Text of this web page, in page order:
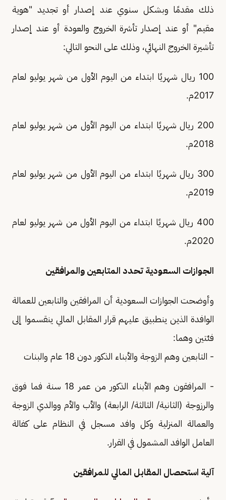
ذلك مقدمًا وبشكل سنوي عند إصدار أو تجديد "هوية
مقيم" أو عند إصدار تأشرة الخروج والعودة أو عند إصدار
تأشيرة الخروج النهائي، وذلك على النحو التالي:
100 ريال شهريًا ابتداء من اليوم الأول من شهر يوليو لعام
2017م.
200 ريال شهريًا ابتداء من اليوم الأول من شهر يوليو لعام
2018م.
300 ريال شهريًا ابتداء من اليوم الأول من شهر يوليو لعام
2019م.
400 ريال شهريًا ابتداء من اليوم الأول من شهر يوليو لعام
2020م.
الجوازات السعودية تحدد المتابعين والمرافقين
وأوضحت الجوازات السعودية أن المرافقين والتابعين للعمالة
الوافدة الذين ينطبيق عليهم قرار المقابل المالي ينقسموا إلى
فئتين وهما:
- التابعين وهم الزوجة والأبناء الذكور دون 18 عام والبنات
- المرافقون وهم الأبناء الذكور من عمر 18 سنة فما فوق
والرزوجة (الثانية/ الثالثة/ الرابعة) والأب والأم ووالدي الزوجة
والعمالة المنزلية وكل وافد مسجل في النظام على كفالة
العامل الوافد المشمول في القرار.
آلية استحصال المقابل المالي للمرافقين